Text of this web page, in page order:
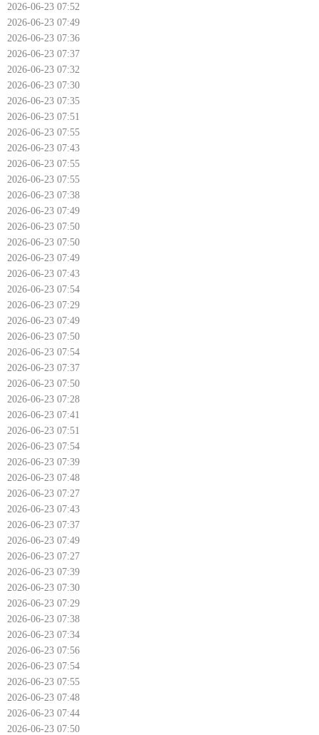
2026-06-23 07:52
2026-06-23 07:49
2026-06-23 07:36
2026-06-23 07:37
2026-06-23 07:32
2026-06-23 07:30
2026-06-23 07:35
2026-06-23 07:51
2026-06-23 07:55
2026-06-23 07:43
2026-06-23 07:55
2026-06-23 07:55
2026-06-23 07:38
2026-06-23 07:49
2026-06-23 07:50
2026-06-23 07:50
2026-06-23 07:49
2026-06-23 07:43
2026-06-23 07:54
2026-06-23 07:29
2026-06-23 07:49
2026-06-23 07:50
2026-06-23 07:54
2026-06-23 07:37
2026-06-23 07:50
2026-06-23 07:28
2026-06-23 07:41
2026-06-23 07:51
2026-06-23 07:54
2026-06-23 07:39
2026-06-23 07:48
2026-06-23 07:27
2026-06-23 07:43
2026-06-23 07:37
2026-06-23 07:49
2026-06-23 07:27
2026-06-23 07:39
2026-06-23 07:30
2026-06-23 07:29
2026-06-23 07:38
2026-06-23 07:34
2026-06-23 07:56
2026-06-23 07:54
2026-06-23 07:55
2026-06-23 07:48
2026-06-23 07:44
2026-06-23 07:50